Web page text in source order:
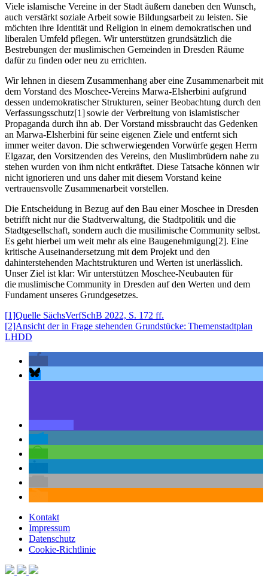
Viele islamische Vereine in der Stadt äußern daneben den Wunsch,
auch verstärkt soziale Arbeit sowie Bildungsarbeit zu leisten. Sie
möchten ihre Identität und Religion in einem demokratischen und
liberalen Umfeld pflegen. Wir unterstützen grundsätzlich die
Bestrebungen der muslimischen Gemeinden in Dresden Räume
dafür zu finden oder neu zu errichten.
Wir lehnen in diesem Zusammenhang aber eine Zusammenarbeit mit
dem Vorstand des Moschee-Vereins Marwa-Elsherbini aufgrund
dessen undemokratischer Strukturen, seiner Beobachtung durch den
Verfassungsschutz[1] sowie der Verbreitung von islamistischer
Propaganda durch ihn ab. Der Vorstand missbraucht das Gedenken
an Marwa-Elsherbini für seine eigenen Ziele und entfernt sich
immer weiter davon. Die schwerwiegenden Vorwürfe gegen Herrn
Elgazar, den Vorsitzenden des Vereins, den Muslimbrüdern nahe zu
stehen wurden von ihm nicht entkräftet. Diese Tatsache können wir
nicht ignorieren und uns daher mit diesem Vorstand keine
vertrauensvolle Zusammenarbeit vorstellen.
Die Entscheidung in Bezug auf den Bau einer Moschee in Dresden
betrifft nicht nur die Stadtverwaltung, die Stadtpolitik und die
Stadtgesellschaft, sondern auch die musilimische Community selbst.
Es geht hierbei um weit mehr als eine Baugenehmigung[2]. Eine
kritische Auseinandersetzung mit dem Projekt und den
dahinterstehenden Machtstrukturen und Werten ist unerlässlich.
Unser Ziel ist klar: Wir unterstützen Moschee-Neubauten für
die muslimische Community in Dresden auf den Werten und dem
Fundament unseres Grundgesetzes.
[1]Quelle SächsVerfSchB 2022, S. 172 ff.
[2]Ansicht der in Frage stehenden Grundstücke: Themenstadtplan
LHDD
Kontakt
Impressum
Datenschutz
Cookie-Richtlinie